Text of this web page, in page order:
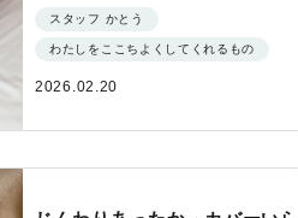
スタッフ かとう
わたしをここちよくしてくれるもの
2026.02.20